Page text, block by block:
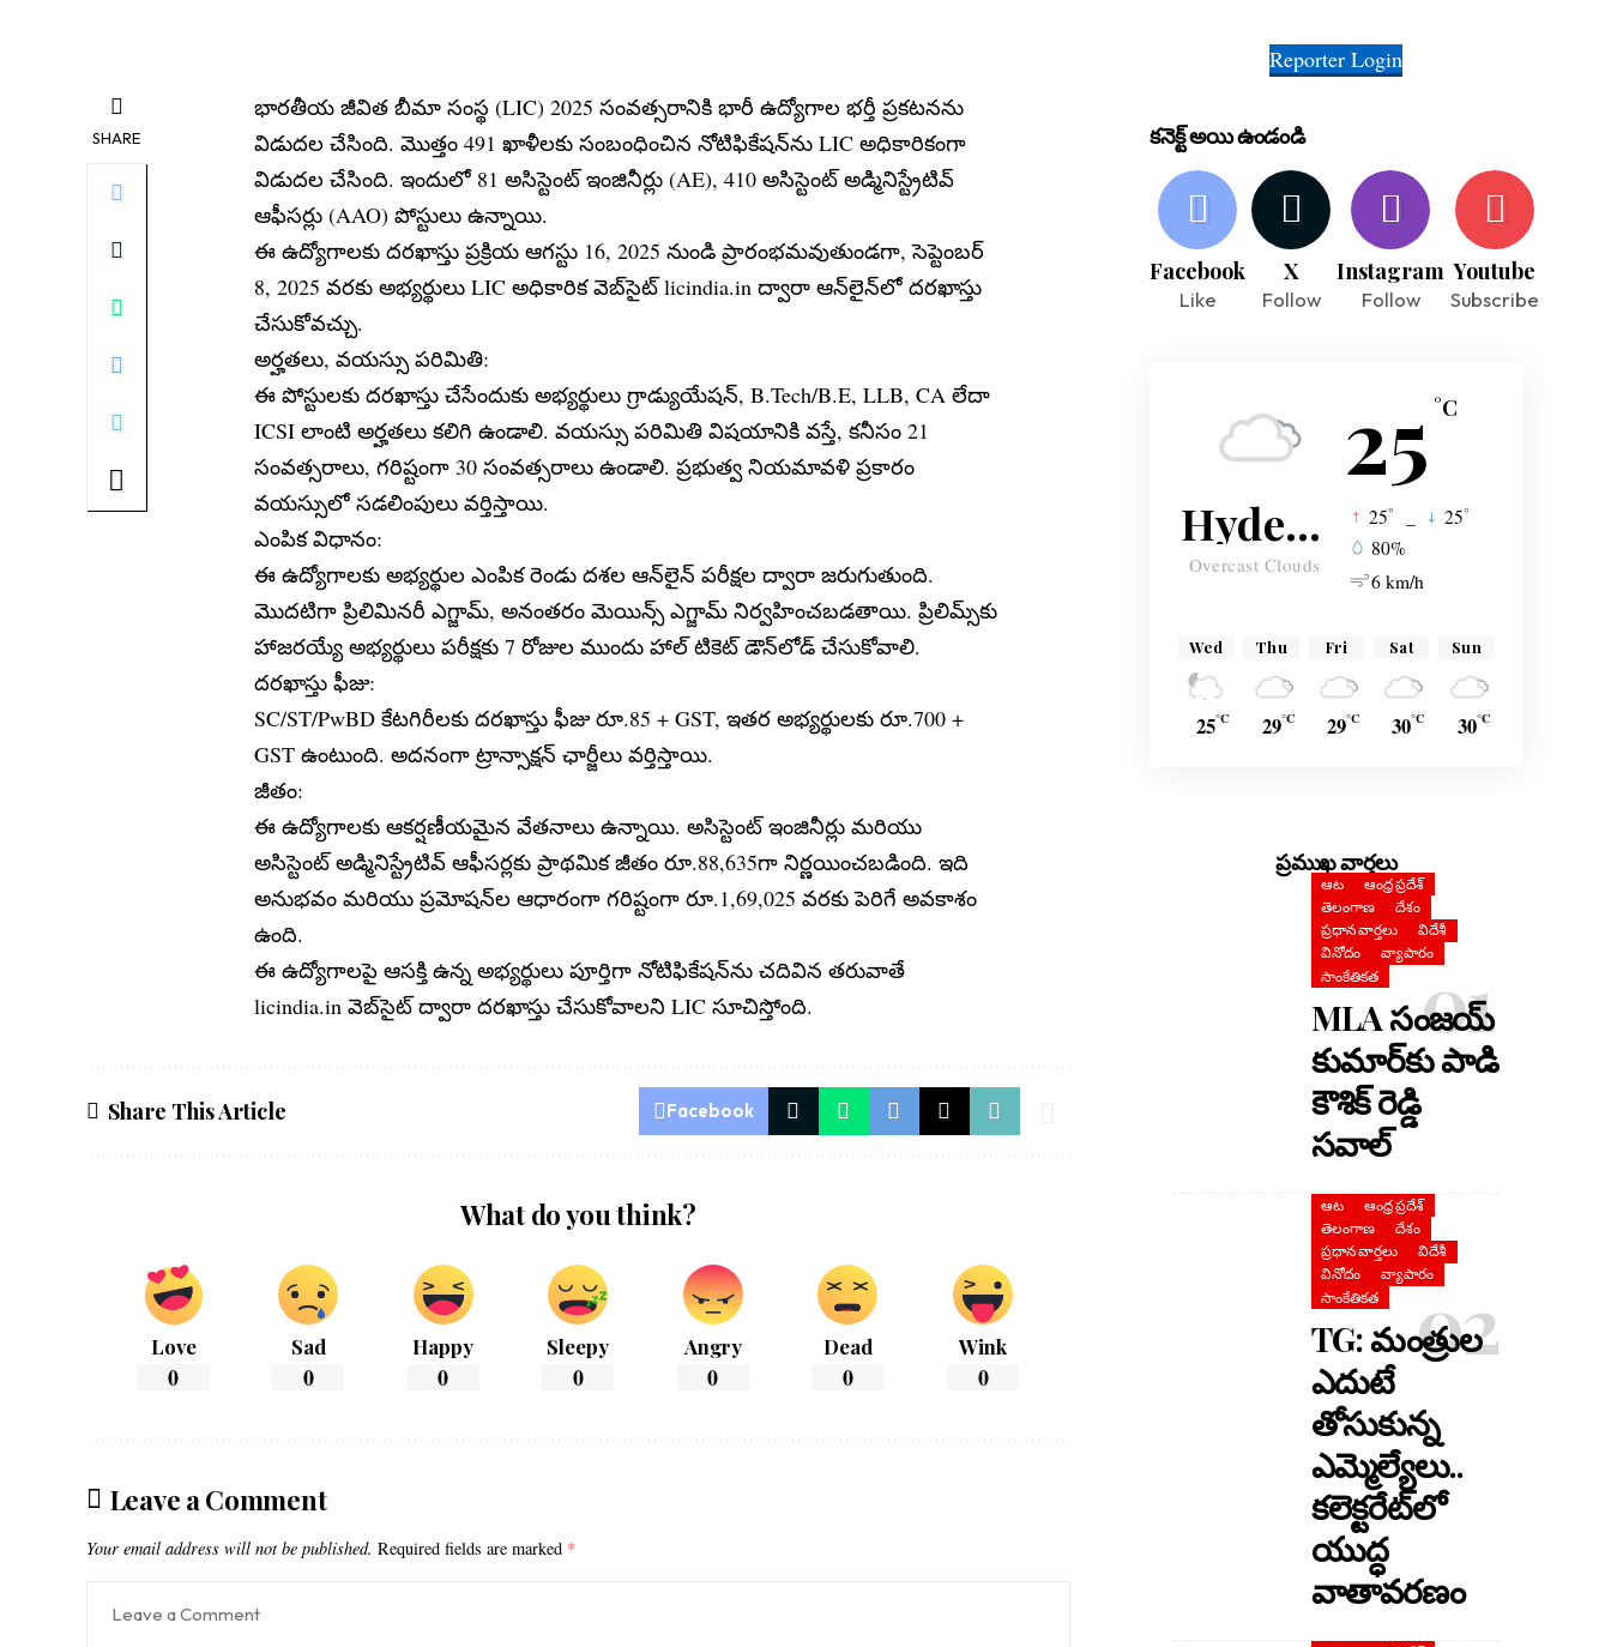
SHARE
భారతీయ జీవిత బీమా సంస్థ (LIC) 2025 సంవత్సరానికి భారీ ఉద్యోగాల భర్తీ ప్రకటనను
విడుదల చేసింది. మొత్తం 491 ఖాళీలకు సంబంధించిన నోటిఫికేషన్‌ను LIC అధికారికంగా
విడుదల చేసింది. ఇందులో 81 అసిస్టెంట్ ఇంజినీర్లు (AE), 410 అసిస్టెంట్ అడ్మినిస్ట్రేటివ్
ఆఫీసర్లు (AAO) పోస్టులు ఉన్నాయి.
ఈ ఉద్యోగాలకు దరఖాస్తు ప్రక్రియ ఆగస్టు 16, 2025 నుండి ప్రారంభమవుతుండగా, సెప్టెంబర్
8, 2025 వరకు అభ్యర్థులు LIC అధికారిక వెబ్‌సైట్ licindia.in ద్వారా ఆన్‌లైన్‌లో దరఖాస్తు
చేసుకోవచ్చు.
అర్హతలు, వయస్సు పరిమితి:
ఈ పోస్టులకు దరఖాస్తు చేసేందుకు అభ్యర్థులు గ్రాడ్యుయేషన్, B.Tech/B.E, LLB, CA లేదా
ICSI లాంటి అర్హతలు కలిగి ఉండాలి. వయస్సు పరిమితి విషయానికి వస్తే, కనీసం 21
సంవత్సరాలు, గరిష్టంగా 30 సంవత్సరాలు ఉండాలి. ప్రభుత్వ నియమావళి ప్రకారం
వయస్సులో సడలింపులు వర్తిస్తాయి.
ఎంపిక విధానం:
ఈ ఉద్యోగాలకు అభ్యర్థుల ఎంపిక రెండు దశల ఆన్‌లైన్ పరీక్షల ద్వారా జరుగుతుంది.
మొదటిగా ప్రిలిమినరీ ఎగ్జామ్, అనంతరం మెయిన్స్ ఎగ్జామ్ నిర్వహించబడతాయి. ప్రిలిమ్స్‌కు
హాజరయ్యే అభ్యర్థులు పరీక్షకు 7 రోజుల ముందు హాల్ టికెట్ డౌన్‌లోడ్ చేసుకోవాలి.
దరఖాస్తు ఫీజు:
SC/ST/PwBD కేటగిరీలకు దరఖాస్తు ఫీజు రూ.85 + GST, ఇతర అభ్యర్థులకు రూ.700 +
GST ఉంటుంది. అదనంగా ట్రాన్సాక్షన్ ఛార్జీలు వర్తిస్తాయి.
జీతం:
ఈ ఉద్యోగాలకు ఆకర్షణీయమైన వేతనాలు ఉన్నాయి. అసిస్టెంట్ ఇంజినీర్లు మరియు
అసిస్టెంట్ అడ్మినిస్ట్రేటివ్ ఆఫీసర్లకు ప్రాథమిక జీతం రూ.88,635గా నిర్ణయించబడింది. ఇది
అనుభవం మరియు ప్రమోషన్‌ల ఆధారంగా గరిష్టంగా రూ.1,69,025 వరకు పెరిగే అవకాశం
ఉంది.
ఈ ఉద్యోగాలపై ఆసక్తి ఉన్న అభ్యర్థులు పూర్తిగా నోటిఫికేషన్‌ను చదివిన తరువాతే
licindia.in వెబ్‌సైట్ ద్వారా దరఖాస్తు చేసుకోవాలని LIC సూచిస్తోంది.
Share This Article Facebook
What do you think?
Love
0
Sad
0
Happy
0
Sleepy
0
Angry
0
Dead
0
Wink
0
Leave a Comment
Your email address will not be published. Required fields are marked *
Reporter Login
కనెక్ట్ అయి ఉండండి
Facebook
Like
X
Follow
Instagram
Follow
Youtube
Subscribe
25 °C
Hyderabad
Overcast Clouds
25° 25°
80%
6 km/h
Wed
25°C
Thu
29°C
Fri
29°C
Sat
30°C
Sun
30°C
ప్రముఖ వార్తలు
ఆట
ఆంధ్ర ప్రదేశ్
తెలంగాణ
దేశం
ప్రధాన వార్తలు
విదేశీ
వినోదం
వ్యాపారం
సాంకేతికత
MLA సంజయ్
కుమార్‌కు పాడి
కౌశిక్ రెడ్డి
సవాల్
ఆట
ఆంధ్ర ప్రదేశ్
తెలంగాణ
దేశం
ప్రధాన వార్తలు
విదేశీ
వినోదం
వ్యాపారం
సాంకేతికత
TG: మంత్రుల
ఎదుటే
తోసుకున్న
ఎమ్మెల్యేలు..
కలెక్టరేట్‌లో
యుద్ధ
వాతావరణం